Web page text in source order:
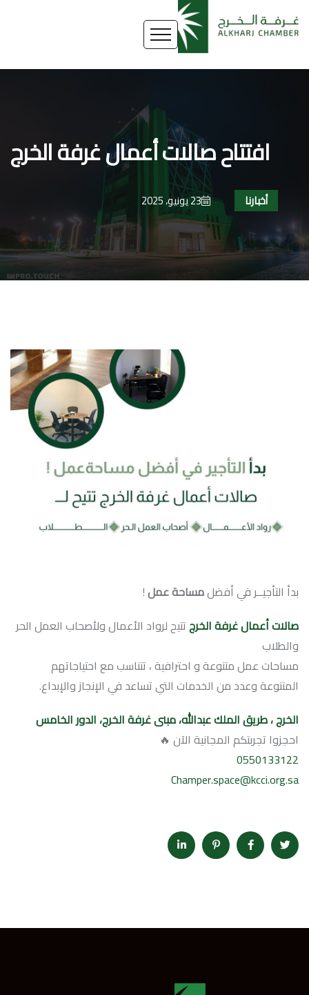
افتتاح صالات أعمال غرفة الخرج
أخبارنا 23 يونيو، 2025
بدأ التأجيــر في أفضلمساحة عمل!
صالات أعمال غرفة الخرجتتيح لرواد الأعمال ولأصحاب العمل الحر
والطلاب
مساحات عمل متنوعة و احترافية ، تتناسب مع احتياجاتهم
المتنوعة وعدد من الخدمات التي تساعد في الإنجاز والإبداع.
الخرج ، طريق الملك عبدالله، مبنى غرفة الخرج، الدور الخامس
احجزوا تجربتكم المجانية الآن 🔥
0550133122
Champer.space@kcci.org.sa